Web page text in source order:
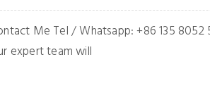
Me Tel / Whatsapp: +86 137 9439
team will